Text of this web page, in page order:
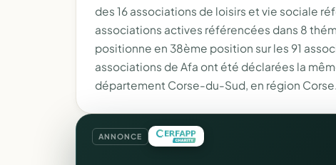
des 16 associations de loisirs et vie sociale
associations actives référencées dans 8
positionne en 38ème position sur les 91
associations de Afa ont été déclarées la
département Corse-du-Sud, en région Corse.
ANNONCE